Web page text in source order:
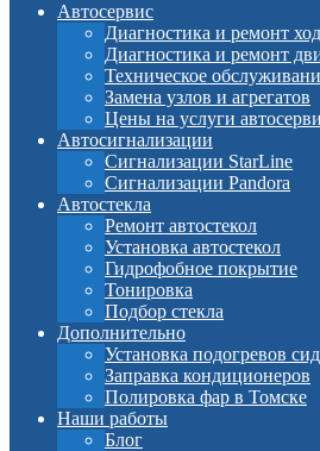
Автосервис
Диагностика и ремонт
Диагностика и ремонт
Техническое
Замена узлов и агрегатов
Цены на услуги
Автосигнализации
Сигнализации StarLine
Сигнализации Pandora
Автостекла
Ремонт автостекол
Установка автостекол
Гидрофобное покрытие
Тонировка
Подбор стекла
Дополнительно
Установка подогревов
Заправка кондиционеров
Полировка фар в Томске
Наши работы
Блог